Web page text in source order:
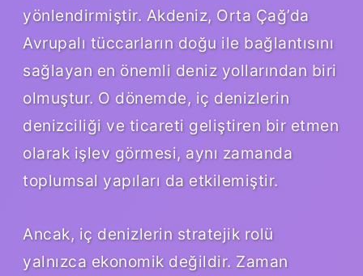
yönlendirmiştir. Akdeniz, Orta Çağ’da
Avrupalı tüccarların doğu ile bağlantısını
sağlayan en önemli deniz yollarından biri
olmuştur. O dönemde, iç denizlerin
denizciliği ve ticareti geliştiren bir etmen
olarak işlev görmesi, aynı zamanda
toplumsal yapıları da etkilemiştir.
Ancak, iç denizlerin stratejik rolü
yalnızca ekonomik değildir. Zaman